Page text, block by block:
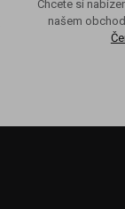
Chcete si
našem